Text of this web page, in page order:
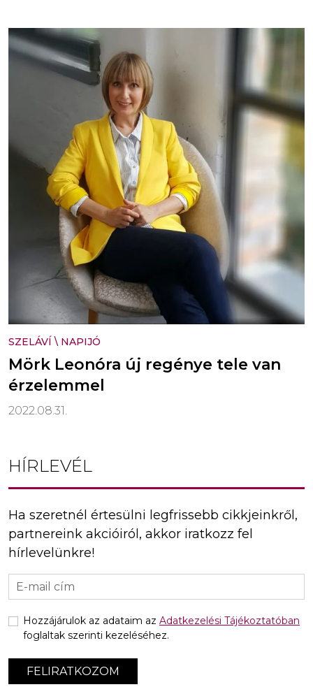
SZELÁVÍ \ NAPIJÓ
Mörk Leonóra új regénye tele van
érzelemmel
2022.08.31.
HÍRLEVÉL
Ha szeretnél értesülni legfrissebb cikkjeinkről,
partnereink akcióiról, akkor iratkozz fel
hírlevelünkre!
FELIRATKOZOM
Hozzájárulok az adataim az Adatkezelési Tájékoztatóban
foglaltak szerinti kezeléséhez.